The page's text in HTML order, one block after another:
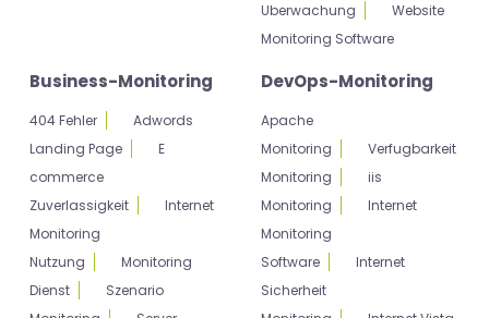
Uberwachung
Website
Monitoring Software
Business-Monitoring
404 Fehler
Adwords
Landing Page
E
commerce
Zuverlassigkeit
Internet
Monitoring
Nutzung
Monitoring
Dienst
Szenario
DevOps-Monitoring
Apache
Monitoring
Verfugbarkeit
Monitoring
iis
Monitoring
Internet
Monitoring
Software
Internet
Sicherheit